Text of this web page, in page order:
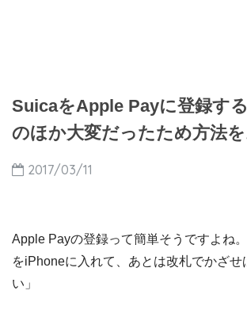
SuicaをApple Payに登録す
のほか大変だったため方法
2017/03/11
Apple Payの登録って簡単そうですよね
をiPhoneに入れて、あとは改札でかざせ
い」